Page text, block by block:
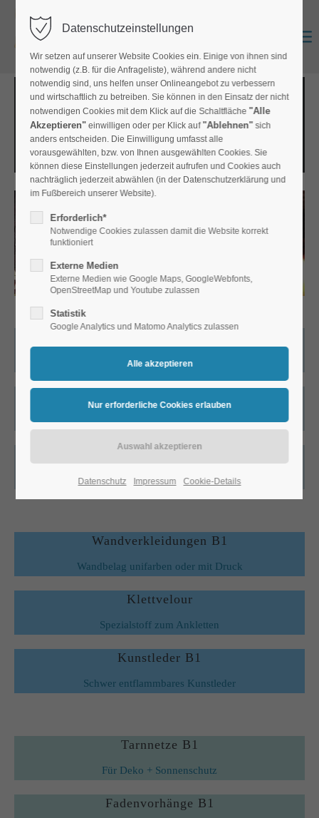
Zurück Anmelden
Textile Spezialprodukte
Textilprodukte für besonderen Anforderungen an Material,
Optik und Funktion, für Gewerbe, Industrie und Gastronomie,
etc.
Elastische Gewebe und Netzstoffe
Nicht-brennbare Stoffe
Textile Sonderanfertigungen
Sondermasse für Ihren Bedarf
Wandverkleidungen B1
Wandbelag unifarben oder mit Druck
Klettvelour
Spezialstoff zum Ankletten
Kunstleder B1
Schwer entflammbares Kunstleder
Tarnnetze B1
Für Deko + Sonnenschutz
Fadenvorhänge B1
Datenschutzeinstellungen
Wir setzen auf unserer Website Cookies ein. Einige von ihnen sind
notwendig (z.B. für die Anfrageliste), während andere nicht
notwendig sind, uns helfen unser Onlineangebot zu verbessern
und wirtschaftlich zu betreiben. Sie können in den Einsatz der nicht
notwendigen Cookies mit dem Klick auf die Schaltfläche "Alle
Akzeptieren" einwilligen oder per Klick auf "Ablehnen" sich
anders entscheiden. Die Einwilligung umfasst alle
vorausgewählten, bzw. von Ihnen ausgewählten Cookies. Sie
können diese Einstellungen jederzeit aufrufen und Cookies auch
nachträglich jederzeit abwählen (in der Datenschutzerklärung und
im Fußbereich unserer Website).
Erforderlich*
Notwendige Cookies zulassen damit die Website korrekt
funktioniert
Externe Medien
Externe Medien wie Google Maps, GoogleWebfonts,
OpenStreetMap und Youtube zulassen
Statistik
Google Analytics und Matomo Analytics zulassen
Datenschutz Impressum Cookie-Details